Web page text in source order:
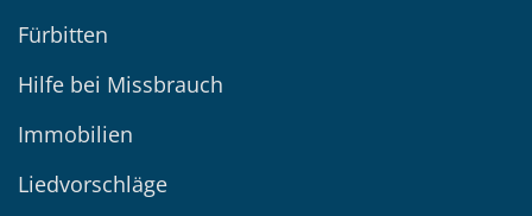
Fürbitten
Hilfe bei Missbrauch
Immobilien
Liedvorschläge